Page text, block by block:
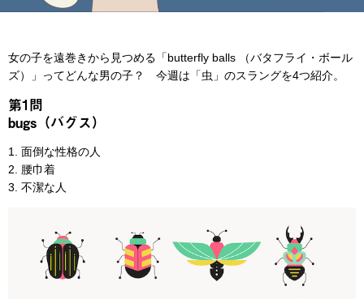
女の子を遠巻きから見つめる「butterfly balls （バタフライ・ボール
ズ）」ってどんな男の子？ 今週は「虫」のスラングを4つ紹介。
第1問
bugs（バグス）
1. 面倒な性格の人
2. 腰巾着
3. 不潔な人